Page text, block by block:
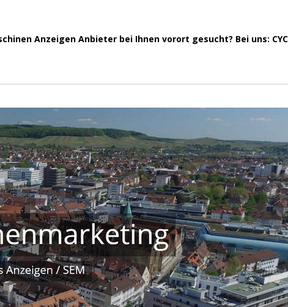
Anzeigen Anbieter bei Ihnen vorort gesucht? Bei uns: